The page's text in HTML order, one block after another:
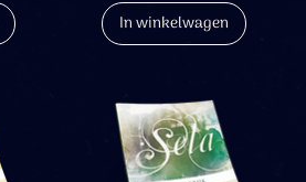
In winkelwagen